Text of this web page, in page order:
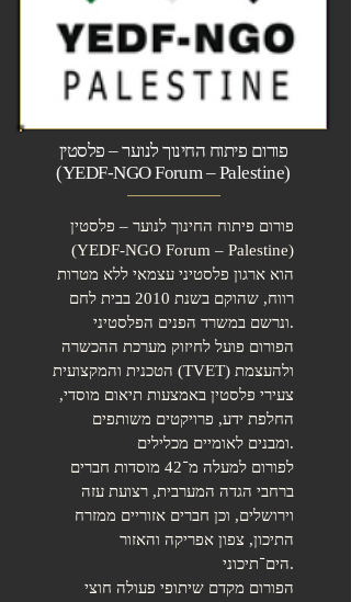
פורום פיתוח החינוך לנוער – פלסטין
(YEDF-NGO Forum – Palestine)
פורום פיתוח החינוך לנוער – פלסטין
(YEDF-NGO Forum – Palestine)
הוא ארגון פלסטיני עצמאי ללא מטרות
רווח, שהוקם בשנת 2010 בבית לחם
ונרשם במשרד הפנים הפלסטיני.
הפורום פועל לחיזוק מערכת ההכשרה
הטכנית והמקצועית (TVET) ולהעצמת
צעירי פלסטין באמצעות תיאום מוסדי,
החלפת ידע, פרויקטים משותפים
ומבנים לאומיים מכלילים.
לפורום למעלה מ־42 מוסדות חברים
ברחבי הגדה המערבית, רצועת עזה
וירושלים, וכן חברים אזוריים ממזרח
התיכון, צפון אפריקה והאזור
הים־תיכוני.
הפורום מקדם שיתופי פעולה חוצי